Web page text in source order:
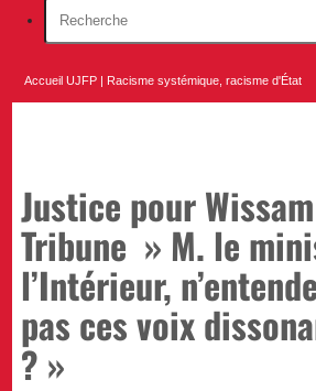
Accueil UJFP Racisme systémique, racisme d'État
Justice pour
Tribune » M. le
l’Intérieur,
pas ces voix
? »